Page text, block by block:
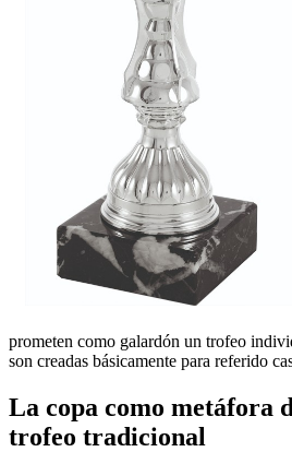
prometen como galardón un trofeo
son creadas básicamente para referido
La copa como metáfora
trofeo tradicional